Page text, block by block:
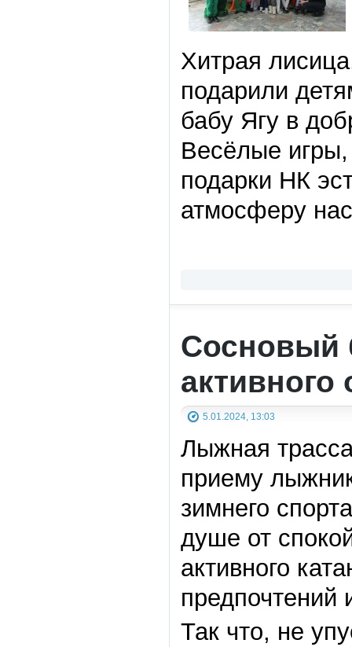
Хитрая
подарили
бабу Ягу в
Весёлые
подарки НК
атмосферу
Сосновый
активного
5.01.2024, 13:03
Лыжная
приему
зимнего
душе от
активного
предпочтений
Так что, не